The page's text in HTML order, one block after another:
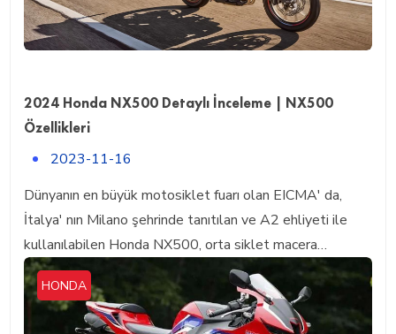
2024 Honda NX500 Detaylı İnceleme | NX500
Özellikleri
2023-11-16
Dünyanın en büyük motosiklet fuarı olan EICMA' da,
İtalya' nın Milano şehrinde tanıtılan ve A2 ehliyeti ile
kullanılabilen Honda NX500, orta siklet macera…
HONDA